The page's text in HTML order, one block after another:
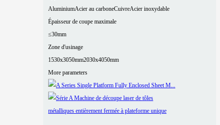
AluminiumAcier au carboneCuivreAcier inoxydable
Épaisseur de coupe maximale
≤30mm
Zone d'usinage
1530x3050mm2030x4050mm
More parameters